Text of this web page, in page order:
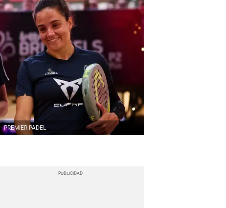
PREMIER PADEL